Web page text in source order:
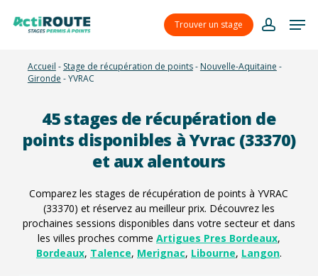
Trouver un stage
account
Accueil - Stage de récupération de points- Nouvelle-Aquitaine -
Gironde -YVRAC
45stages de récupération de
points disponibles à Yvrac (33370)
et aux alentours
Comparez les stages de récupération de points à YVRAC
(33370) et réservez au meilleur prix. Découvrez les
prochaines sessions disponibles dans votre secteur et dans
les villes proches comme Artigues Pres Bordeaux,
Bordeaux, Talence, Merignac, Libourne, Langon.